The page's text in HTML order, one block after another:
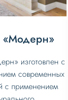
«Модерн»
изготовлен с
современных
с применением